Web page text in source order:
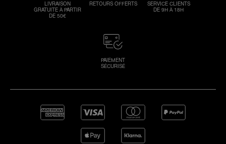
LIVRAISON
GRATUITE À PARTIR
DE 50€
RETOURS OFFERTS
SERVICE CLIENTS
DE 9H À 18H
PAIEMENT
SÉCURISÉ